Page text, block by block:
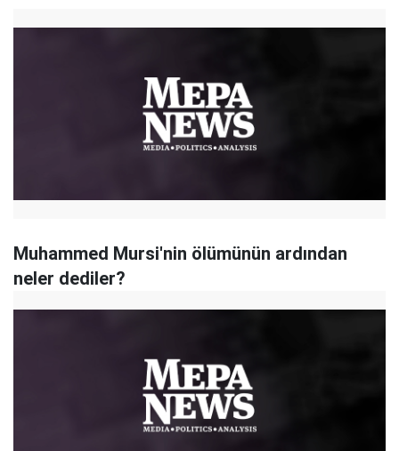
Muhammed Mursi'nin ölümünün ardından
neler dediler?